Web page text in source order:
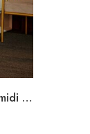
Robe de soirée bleu moulante midi à bretelles décolleté à paillettes